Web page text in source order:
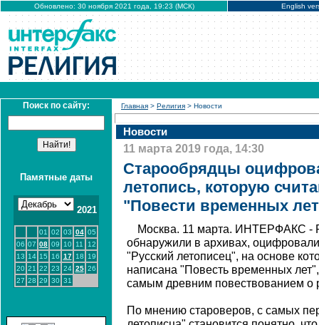
Обновлено: 30 ноября 2021 года, 19:23 (МСК) English
Поиск по сайту:
Памятные даты
2021
01 02 03 04 05
06 07 08 09 10 11
12
13 14 15 16 17 18
19
20 21 22 23 24 25 26
27 28 29 30 31
Главная > Религия > Новости
Новости
11 марта 2019 года, 14:30
Старообрядцы
летопись, которую
"Повести временных
Москва. 11 марта. ИНТЕРФАКС -
обнаружили в архивах,
"Русский летописец", на основе
написана "Повесть временных
самым древним повествованием о
По мнению староверов, с самых